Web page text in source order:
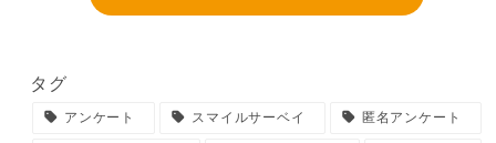
タグ
アンケート スマイルサーベイ 匿名アンケート